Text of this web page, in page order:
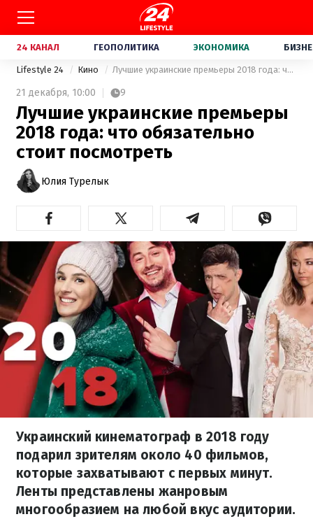
24 КАНАЛ ГЕОПОЛИТИКА ЭКОНОМИКА
Lifestyle 24 Кино Лучшие украинские премьеры 2018 года: что обязательно стоит посмотреть
21 декабря, 10:00 9
Лучшие украинские премьеры
2018 года: что обязательно
стоит посмотреть
Юлия Турелык
Украинский кинематограф в 2018 году
подарил зрителям около 40 фильмов,
которые захватывают с первых минут.
Ленты представлены жанровым
многообразием на любой вкус аудитории.